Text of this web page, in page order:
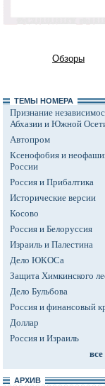
Обзоры
ТЕМЫ НОМЕРА
Признание
Абхазии и Южной
Автопром
Ксенофобия и
России
Россия и Прибалтика
Исторические версии
Косово
Россия и Белоруссия
Израиль и Палестина
Дело ЮКОСа
Защита Химкинского
Дело Бульбова
Россия и финансовый
Доллар
Россия и Израиль
АРХИВ